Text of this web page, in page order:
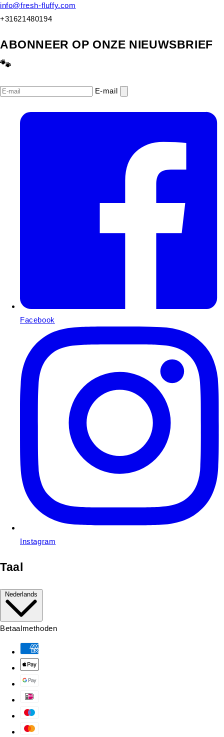
info@fresh-fluffy.com
+31621480194
ABONNEER OP ONZE NIEUWSBRIEF
🐾
E‑mail
Facebook
Instagram
Taal
Nederlands
Betaalmethoden